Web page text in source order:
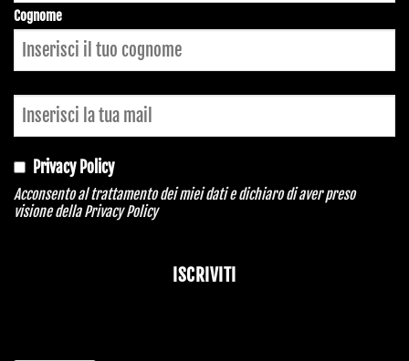
Cognome
Privacy Policy
Acconsento al trattamento dei miei dati e dichiaro di aver preso
visione dellaPrivacy Policy
ISCRIVITI